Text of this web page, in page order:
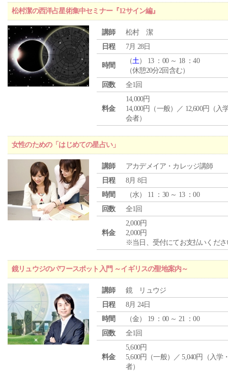
松村潔の西洋占星術集中セミナー『12サイン編』
講師
松村 潔
日程
7月 28日
時間
（土） 13 ：00 ～ 18 ：40
（休憩20分2回含む）
回数
全1回
料金
14,000円
14,000円（一般）／ 12,600円（入
会者）
女性のための「はじめての星占い」
講師
アカデメイア・カレッジ講師
日程
8月 8日
時間
（水） 11 ：30 ～ 13 ：00
回数
全1回
料金
2,000円
2,000円
※当日、受付にてお支払いくださ
鏡リュウジのパワースポット入門 ～イギリスの聖地案内～
講師
鏡 リュウジ
日程
8月 24日
時間
（金） 19 ：00 ～ 21 ：00
回数
全1回
料金
5,600円
5,600円（一般）／ 5,040円（入学
者）